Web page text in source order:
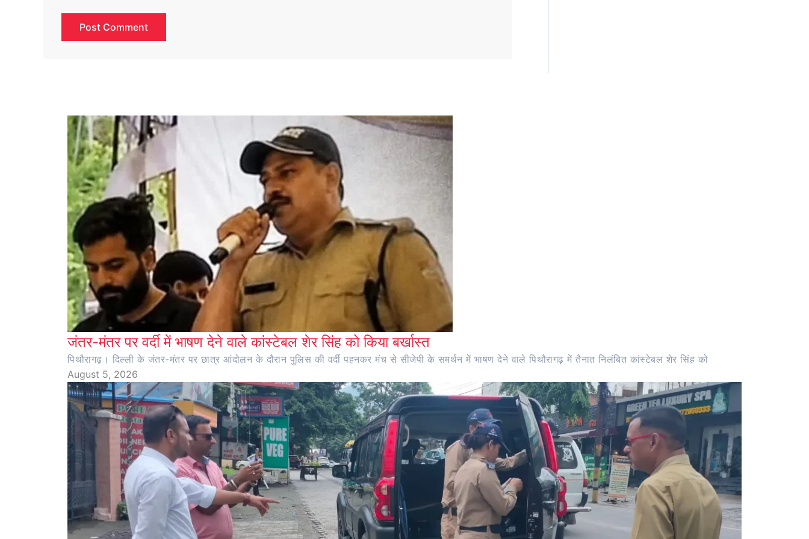
जंतर-मंतर पर वर्दी में भाषण देने वाले कांस्टेबल शेर सिंह को किया बर्खास्त
पिथौरागढ़। दिल्ली के जंतर-मंतर पर छात्र आंदोलन के दौरान पुलिस की वर्दी पहनकर मंच से सीजेपी के समर्थन में भाषण देने वाले पिथौरागढ़ में तैनात निलंबित कांस्टेबल शेर सिंह को
August 5, 2026